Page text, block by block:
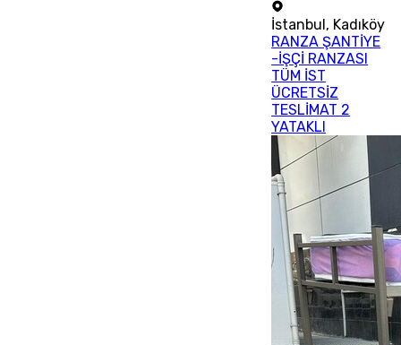
İstanbul, Kadıköy
RANZA ŞANTİYE
-İŞÇİ RANZASI
TÜM İST
ÜCRETSİZ
TESLİMAT 2
YATAKLI